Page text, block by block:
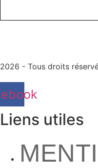
2026 - Tous droits
Liens utiles